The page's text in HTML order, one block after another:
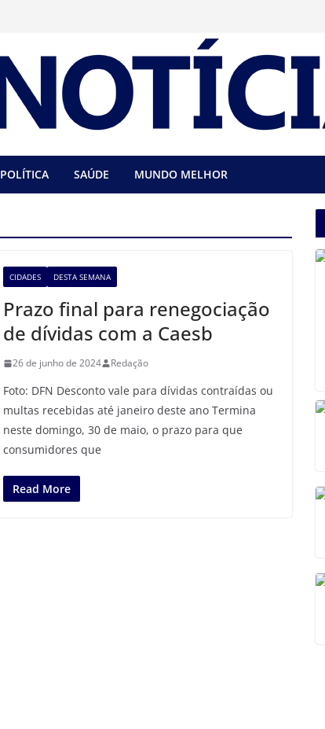
POLÍTICA SAÚDE MUNDO MELHOR
CIDADES DESTA SEMANA
Prazo final para renegociação
de dívidas com a Caesb
26 de junho de 2024 Redação
Foto: DFN Desconto vale para dívidas contraídas ou
multas recebidas até janeiro deste ano Termina
neste domingo, 30 de maio, o prazo para que
consumidores que
Read More